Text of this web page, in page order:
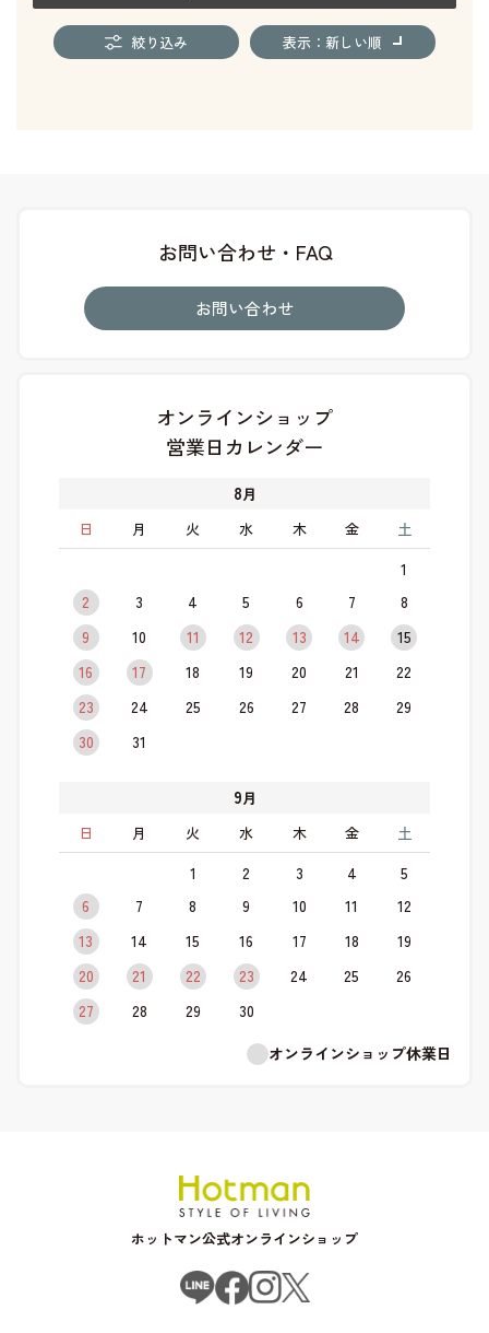
絞り込み 表示：新しい順
お問い合わせ・FAQ
お問い合わせ
オンラインショップ
営業日カレンダー
8月
日
月 火 水 木 金 土
1
2
3 4 5 6 7
8
9
10 11 12 13 14
15
16
17 18 19 20 21
22
23
24 25 26 27 28
29
30
31
9月
日
月 火 水 木 金 土
1 2 3 4
5
6
7 8 9 10 11
12
13
14 15 16 17 18
19
20
21 22 23 24 25
26
27
28 29
30
オンラインショップ休業日
ホットマン公式オンラインショップ